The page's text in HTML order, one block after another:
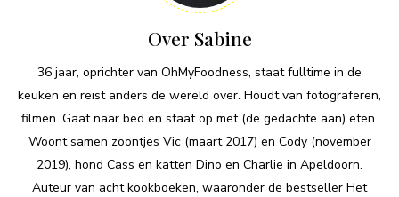
Over Sabine
36 jaar, oprichter van OhMyFoodness, staat fulltime in de
keuken en reist anders de wereld over. Houdt van fotograferen,
filmen. Gaat naar bed en staat op met (de gedachte aan) eten.
Woont samen zoontjes Vic (maart 2017) en Cody (november
2019), hond Cass en katten Dino en Charlie in Apeldoorn.
Auteur van acht kookboeken, waaronder de bestseller Het